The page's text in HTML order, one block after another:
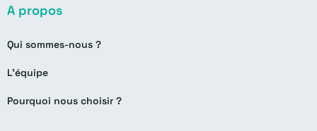
A propos
Qui sommes-nous ?
L’équipe
Pourquoi nous choisir ?